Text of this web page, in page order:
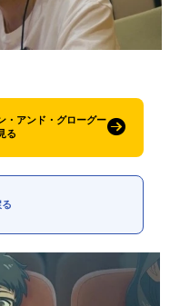
・アンド・グローグー
る